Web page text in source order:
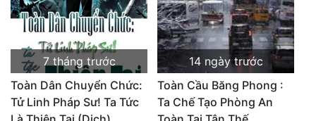
Tu Chân
Tu Tiên
Tội Phạm
Vô Địch
7 tháng trước
Toàn Dân Chuyển Chức:
Tử Linh Pháp Sư! Ta Tức
14 ngày trước
Toàn Cầu Băng Phong :
Ta Chế Tạo Phòng An